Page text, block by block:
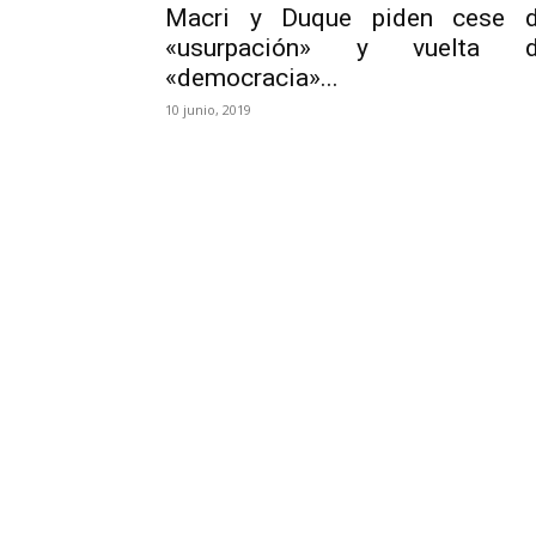
Macri y Duque piden cese
«usurpación» y vuelta
«democracia»...
10 junio, 2019